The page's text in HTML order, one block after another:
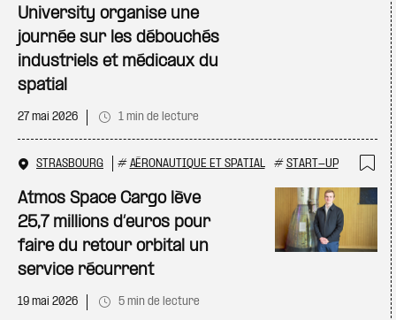
University organise une
journée sur les débouchés
industriels et médicaux du
spatial
27 mai 2026 1 min de lecture
STRASBOURG # AÉRONAUTIQUE ET SPATIAL # START-UP
Atmos Space Cargo lève
25,7 millions d’euros pour
faire du retour orbital un
service récurrent
19 mai 2026 5 min de lecture